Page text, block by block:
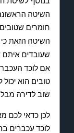
השיטה
חומרים
השיטה הזאת
שעובדים איתם
אם לוכד
טובים הוא
שוב לדירה
לכן כדאי לכם
לוכד עכברים